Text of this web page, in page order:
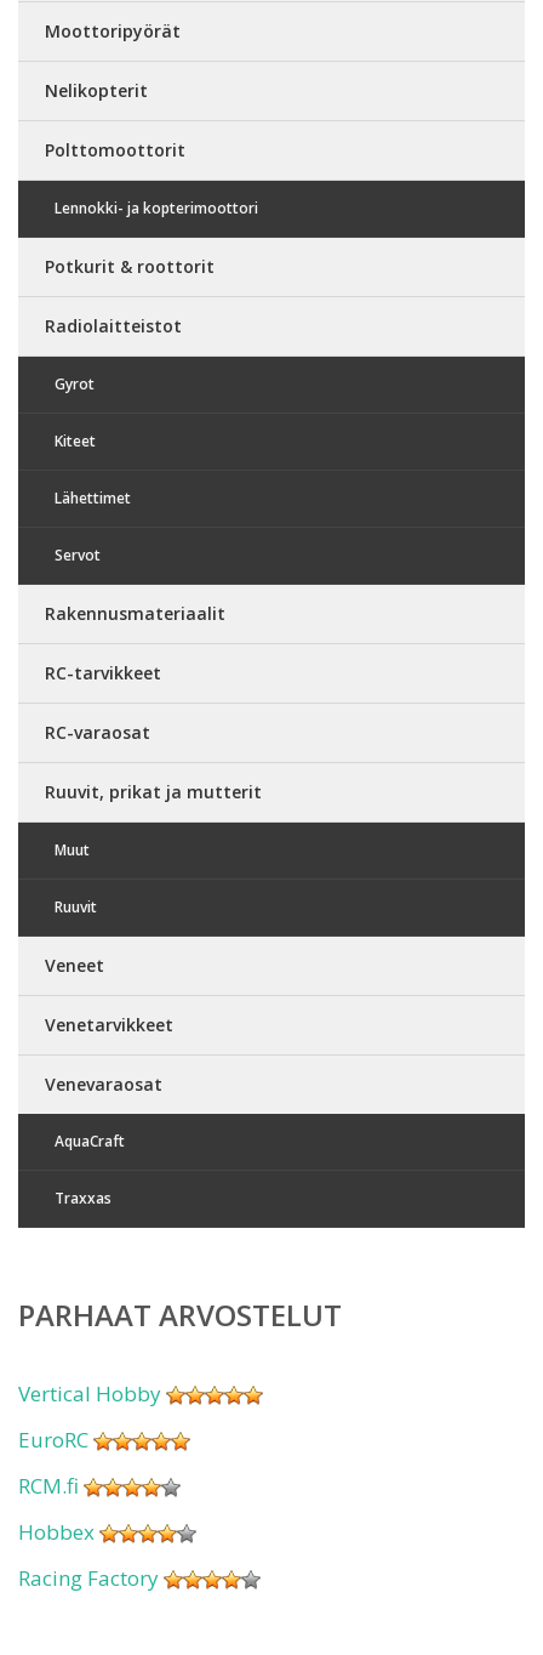
Moottoripyörät
Nelikopterit
Polttomoottorit
Lennokki- ja kopterimoottori
Potkurit & roottorit
Radiolaitteistot
Gyrot
Kiteet
Lähettimet
Servot
Rakennusmateriaalit
RC-tarvikkeet
RC-varaosat
Ruuvit, prikat ja mutterit
Muut
Ruuvit
Veneet
Venetarvikkeet
Venevaraosat
AquaCraft
Traxxas
PARHAAT ARVOSTELUT
Vertical Hobby
EuroRC
RCM.fi
Hobbex
Racing Factory